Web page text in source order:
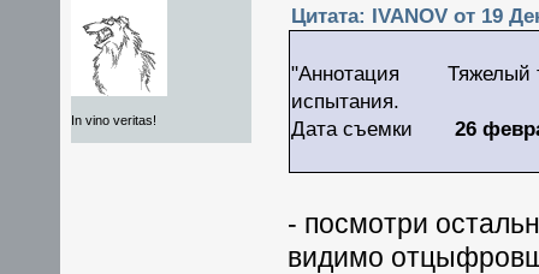
In vino veritas!
Цитата: IVANOV от 19
"Аннотация Тяжелый
испытания.
Дата съемки26
- посмотри
видимо